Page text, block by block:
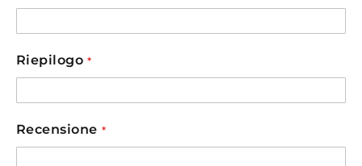
Riepilogo
Recensione